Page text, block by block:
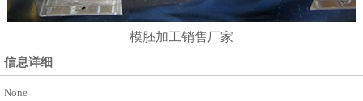
模胚加工销售厂家
信息详细
None